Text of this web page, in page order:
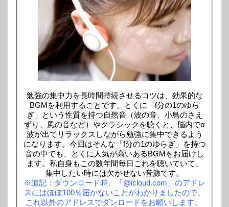
勉強の集中力を長時間持続させるコツは、効果的な
BGMを利用することです。とくに「f分の1のゆら
ぎ」という性質を持つ自然音（波の音、小鳥のさえ
ずり、風の音など）やクラシックを聴くと、脳内でα
波が出てリラックスしながら勉強に集中できるよう
になります。今回はそんな「f分の1のゆらぎ」を持つ
音の中でも、とくに人気が高いあるBGMをお届けし
ます。私自身もこの数年間毎日これを聴いていて、
集中したい時には欠かせない音源です。
※追記：ダウンロード時、「@icloud.com」のアドレ
スにはほぼ100％届かないことがわかりましたので、
これ以外のアドレスでダンロードをお願いします。